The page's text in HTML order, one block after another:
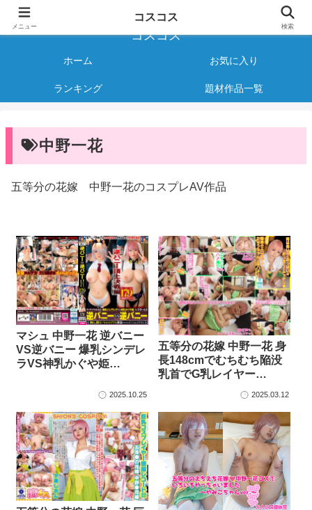
様々なジャンルのコスプレAVをご紹介する情報サイト
コスコス
ホーム お気に入り
ランキング 題材作品一覧
中野一花
五等分の花嫁 中野一花のコスプレAV作品
マシュ 中野一花 逆バニー
VS逆バニー 爆乳シンデレ
ラVS神乳かぐや姫…
2025.10.25
五等分の花嫁 中野一花 身
長148cmでむちむち陥没
乳首でG乳レイヤー…
2025.03.12
メニュー
コスコス
検索